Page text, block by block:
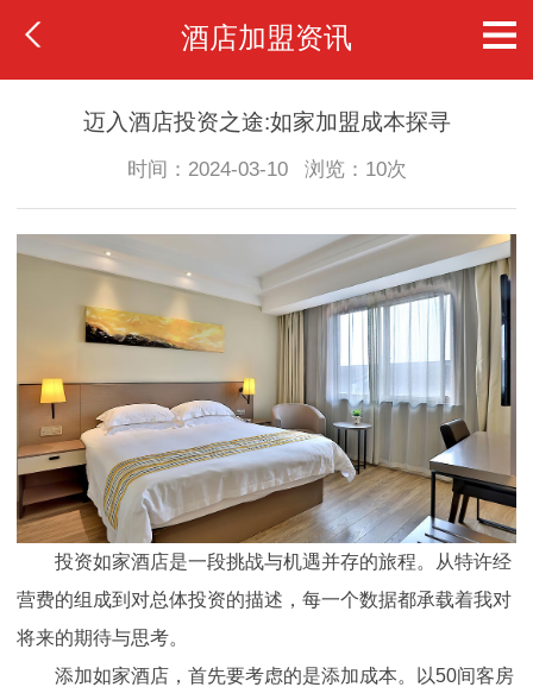
酒店加盟资讯
迈入酒店投资之途:如家加盟成本探寻
时间：2024-03-10 浏览：10次
投资如家酒店是一段挑战与机遇并存的旅程。从特许经
营费的组成到对总体投资的描述，每一个数据都承载着我对
将来的期待与思考。
添加如家酒店，首先要考虑的是添加成本。以50间客房